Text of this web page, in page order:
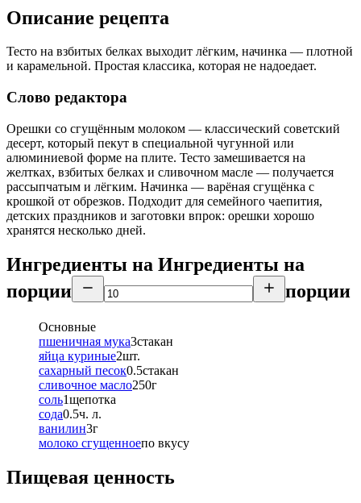
Описание рецепта
Тесто на взбитых белках выходит лёгким, начинка — плотной
и карамельной. Простая классика, которая не надоедает.
Слово редактора
Орешки со сгущённым молоком — классический советский
десерт, который пекут в специальной чугунной или
алюминиевой форме на плите. Тесто замешивается на
желтках, взбитых белках и сливочном масле — получается
рассыпчатым и лёгким. Начинка — варёная сгущёнка с
крошкой от обрезков. Подходит для семейного чаепития,
детских праздников и заготовки впрок: орешки хорошо
хранятся несколько дней.
Ингредиенты на Ингредиенты на
порции
порции
Основные
пшеничная мука3стакан
яйца куриные2шт.
сахарный песок0.5стакан
сливочное масло250г
соль1щепотка
сода0.5ч. л.
ванилин3г
молоко сгущенноепо вкусу
Пищевая ценность